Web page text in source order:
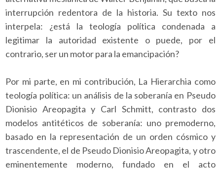
interrupción redentora de la historia. Su texto nos
interpela: ¿está la teología política condenada a
legitimar la autoridad existente o puede, por el
contrario, ser un motor para la emancipación?
Por mi parte, en mi contribución, La Hierarchia como
teología política: un análisis de la soberanía en Pseudo
Dionisio Areopagita y Carl Schmitt, contrasto dos
modelos antitéticos de soberanía: uno premoderno,
basado en la representación de un orden cósmico y
trascendente, el de Pseudo Dionisio Areopagita, y otro
eminentemente moderno, fundado en el acto